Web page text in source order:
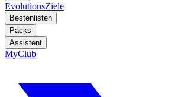
EvolutionsZiele
Bestenlisten
Packs
Assistent
MyClub